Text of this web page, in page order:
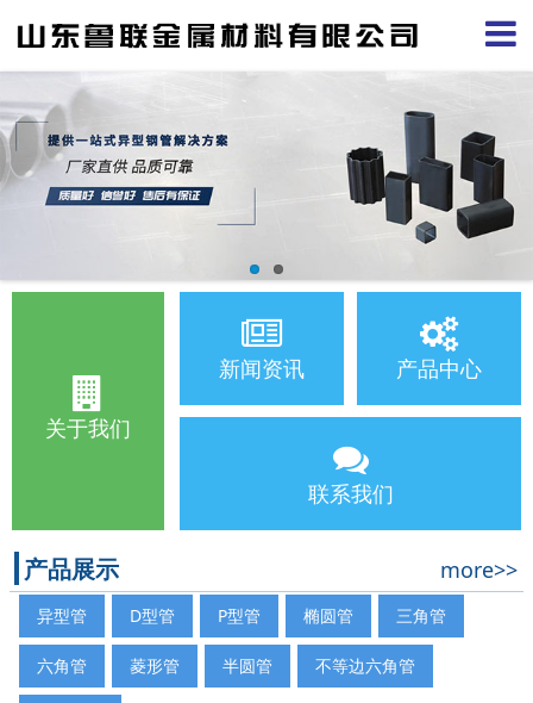
关于我们
新闻资讯 产品中心
联系我们
产品展示 more>>
异型管 D型管 P型管 椭圆管 三角管
六角管 菱形管 半圆管 不等边六角管